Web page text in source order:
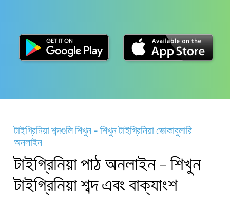
টাইগ্রিনিয়া শব্দগুলি শিখুন - শিখুন টাইগ্রিনিয়া ভোকাবুলারি
অনলাইন
টাইগ্রিনিয়া পাঠ অনলাইন - শিখুন
টাইগ্রিনিয়া শব্দ এবং বাক্যাংশ